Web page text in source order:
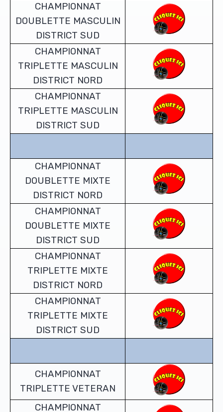
CHAMPIONNAT
DOUBLETTE MASCULIN
DISTRICT SUD
CHAMPIONNAT
TRIPLETTE MASCULIN
DISTRICT NORD
CHAMPIONNAT
TRIPLETTE MASCULIN
DISTRICT SUD
CHAMPIONNAT
DOUBLETTE MIXTE
DISTRICT NORD
CHAMPIONNAT
DOUBLETTE MIXTE
DISTRICT SUD
CHAMPIONNAT
TRIPLETTE MIXTE
DISTRICT NORD
CHAMPIONNAT
TRIPLETTE MIXTE
DISTRICT SUD
CHAMPIONNAT
TRIPLETTE VETERAN
CHAMPIONNAT